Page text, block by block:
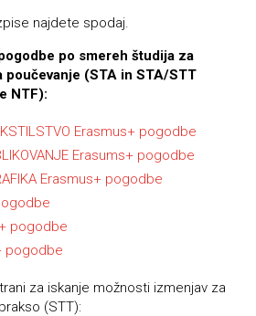
najdete spodaj.
po smereh študija za
poučevanje (STA in STA/STT
NTF):
Erasmus+ pogodbe
Erasums+ pogodbe
Erasmus+ pogodbe
pogodbe
pogodbe
za iskanje možnosti izmenjav za
(STT):